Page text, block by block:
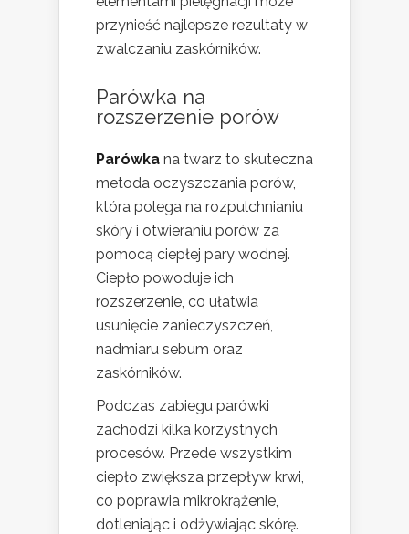
przynieść najlepsze rezultaty w
zwalczaniu zaskórników.
Parówka na
rozszerzenie porów
Parówka na twarz to skuteczna
metoda oczyszczania porów,
która polega na rozpulchnianiu
skóry i otwieraniu porów za
pomocą ciepłej pary wodnej.
Ciepło powoduje ich
rozszerzenie, co ułatwia
usunięcie zanieczyszczeń,
nadmiaru sebum oraz
zaskórników.
Podczas zabiegu parówki
zachodzi kilka korzystnych
procesów. Przede wszystkim
ciepło zwiększa przepływ krwi,
co poprawia mikrokrążenie,
dotleniając i odżywiając skórę.